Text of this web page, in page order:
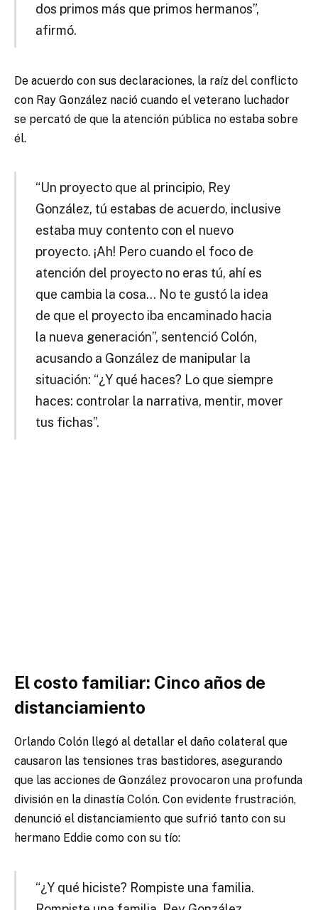
dos primos más que primos hermanos”,
afirmó.
De acuerdo con sus declaraciones, la raíz del conflicto
con Ray González nació cuando el veterano luchador
se percató de que la atención pública no estaba sobre
él.
“Un proyecto que al principio, Rey
González, tú estabas de acuerdo, inclusive
estaba muy contento con el nuevo
proyecto. ¡Ah! Pero cuando el foco de
atención del proyecto no eras tú, ahí es
que cambia la cosa… No te gustó la idea
de que el proyecto iba encaminado hacia
la nueva generación”, sentenció Colón,
acusando a González de manipular la
situación: “¿Y qué haces? Lo que siempre
haces: controlar la narrativa, mentir, mover
tus fichas”.
El costo familiar: Cinco años de
distanciamiento
Orlando Colón llegó al detallar el daño colateral que
causaron las tensiones tras bastidores, asegurando
que las acciones de González provocaron una profunda
división en la dinastía Colón. Con evidente frustración,
denunció el distanciamiento que sufrió tanto con su
hermano Eddie como con su tío:
“¿Y qué hiciste? Rompiste una familia.